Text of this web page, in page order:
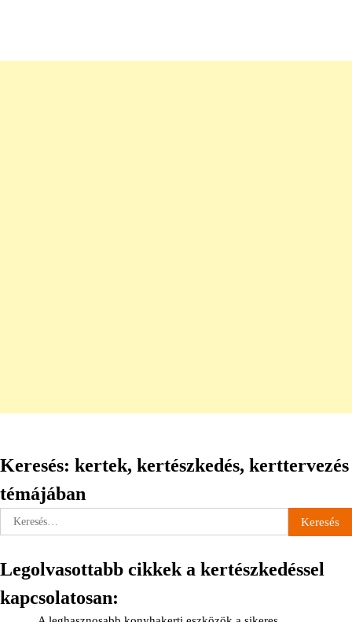
Keresés: kertek, kertészkedés, kerttervezés
témájában
Keresés:
Legolvasottabb cikkek a kertészkedéssel
kapcsolatosan: